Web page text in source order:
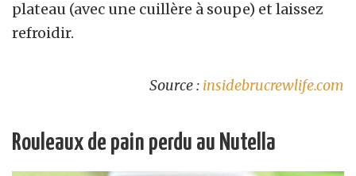
plateau (avec une cuillère à soupe) et laissez
refroidir.
Source : insidebrucrewlife.com
Rouleaux de pain perdu au Nutella